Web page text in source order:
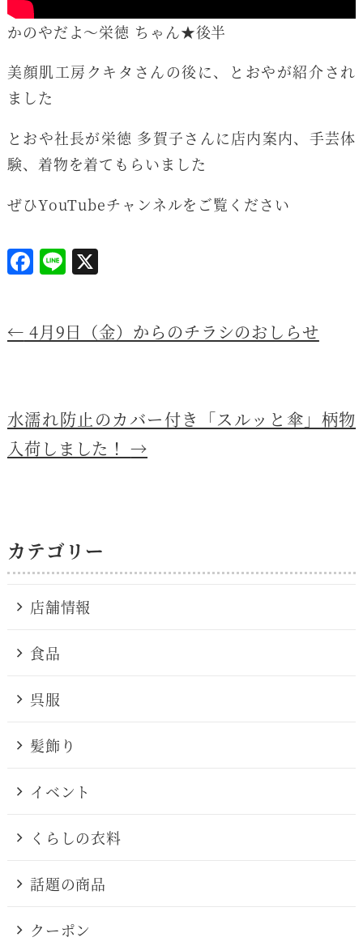
かのやだよ〜栄徳 ちゃん★後半
美顔肌工房クキタさんの後に、とおやが紹介され
ました
とおや社長が栄徳 多賀子さんに店内案内、手芸体
験、着物を着てもらいました
ぜひYouTubeチャンネルをご覧ください
F
a
e
o
k
Li
n
X
← 4月9日（金）からのチラシのおしらせ
水濡れ防止のカバー付き「スルッと傘」柄物
入荷しました！→
カテゴリー
店舗情報
食品
呉服
髪飾り
イベント
くらしの衣料
話題の商品
クーポン